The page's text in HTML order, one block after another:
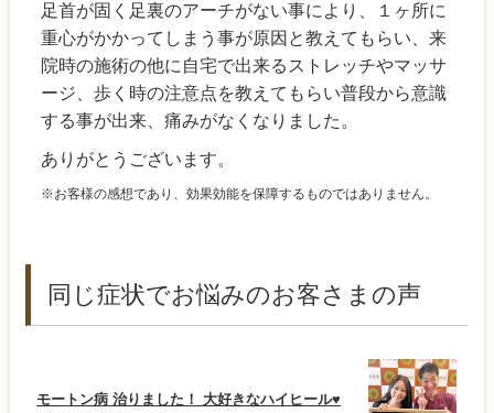
足首が固く足裏のアーチがない事により、１ヶ所に
重心がかかってしまう事が原因と教えてもらい、来
院時の施術の他に自宅で出来るストレッチやマッサ
ージ、歩く時の注意点を教えてもらい普段から意識
する事が出来、痛みがなくなりました。
ありがとうございます。
※お客様の感想であり、効果効能を保障するものではありません。
同じ症状でお悩みのお客さまの声
モートン病 治りました！ 大好きなハイヒール♥